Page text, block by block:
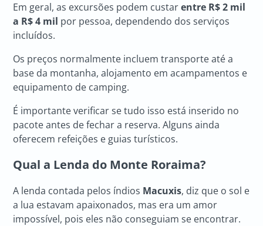
Em geral, as excursões podem custarentre R$ 2 mil
a R$ 4 mil por pessoa, dependendo dos serviços
incluídos.
Os preços normalmente incluem transporte até a
base da montanha, alojamento em acampamentos e
equipamento de camping.
É importante verificar se tudo isso está inserido no
pacote antes de fechar a reserva. Alguns ainda
oferecem refeições e guias turísticos.
Qual a Lenda do Monte Roraima?
A lenda contada pelos índios Macuxis, diz que o sol e
a lua estavam apaixonados, mas era um amor
impossível, pois eles não conseguiam se encontrar.